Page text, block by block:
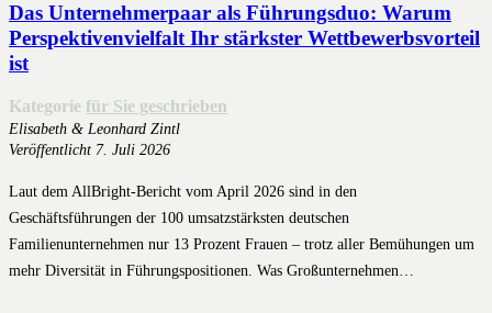
Das Unternehmerpaar als Führungsduo: Warum
Perspektivenvielfalt Ihr stärkster Wettbewerbsvorteil
ist
Kategorie für Sie geschrieben
Elisabeth & Leonhard Zintl
Veröffentlicht 7. Juli 2026
Laut dem AllBright-Bericht vom April 2026 sind in den
Geschäftsführungen der 100 umsatzstärksten deutschen
Familienunternehmen nur 13 Prozent Frauen – trotz aller Bemühungen um
mehr Diversität in Führungspositionen. Was Großunternehmen…